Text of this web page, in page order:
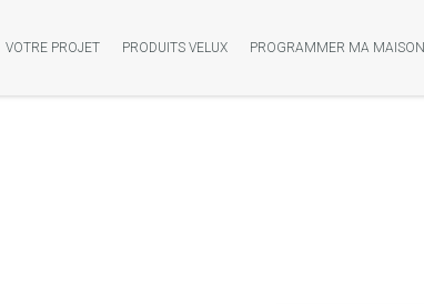
VOTRE PROJET PRODUITS VELUX PROGRAMMER MA MAISON